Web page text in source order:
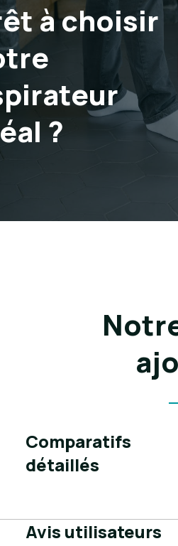
à choisir
?
Comparatifs
détaillés
Avis utilisateurs